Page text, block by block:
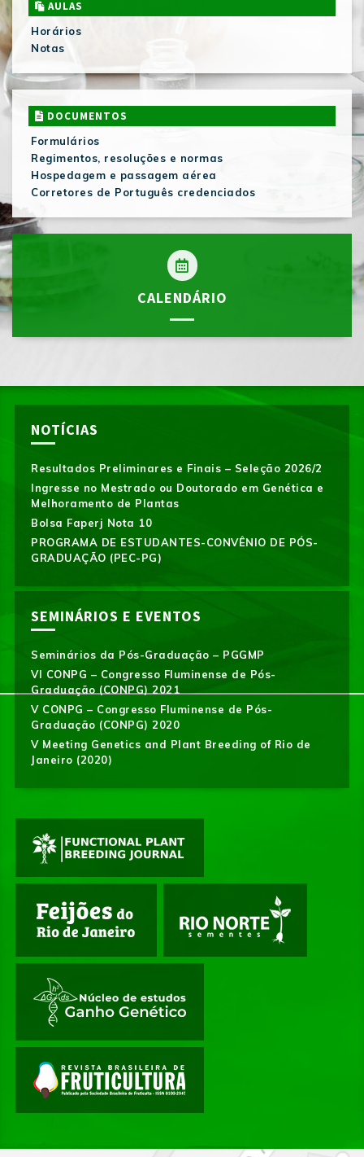
AULAS
Horários
Notas
DOCUMENTOS
Formulários
Regimentos, resoluções e normas
Hospedagem e passagem aérea
Corretores de Português credenciados
CALENDÁRIO
NOTÍCIAS
Resultados Preliminares e Finais – Seleção 2026/2
Ingresse no Mestrado ou Doutorado em Genética e
Melhoramento de Plantas
Bolsa Faperj Nota 10
PROGRAMA DE ESTUDANTES-CONVÊNIO DE PÓS-
GRADUAÇÃO (PEC-PG)
SEMINÁRIOS E EVENTOS
Seminários da Pós-Graduação – PGGMP
VI CONPG – Congresso Fluminense de Pós-
Graduação (CONPG) 2021
V CONPG – Congresso Fluminense de Pós-
Graduação (CONPG) 2020
V Meeting Genetics and Plant Breeding of Rio de
Janeiro (2020)